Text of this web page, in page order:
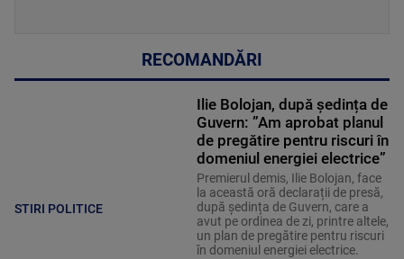
RECOMANDĂRI
STIRI POLITICE
Ilie Bolojan, după ședința de
Guvern: ”Am aprobat planul
de pregătire pentru riscuri în
domeniul energiei electrice”
Premierul demis, Ilie Bolojan, face
la această oră declarații de presă,
după ședința de Guvern, care a
avut pe ordinea de zi, printre altele,
un plan de pregătire pentru riscuri
în domeniul energiei electrice.